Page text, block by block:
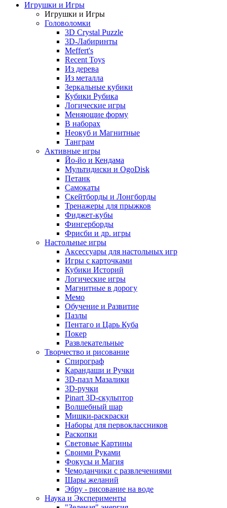
Игрушки и Игры
Игрушки и Игры
Головоломки
3D Crystal Puzzle
3D-Лабиринты
Meffert's
Recent Toys
Из дерева
Из металла
Зеркальные кубики
Кубики Рубика
Логические игры
Меняющие форму
В наборах
Неокуб и Магнитные
Танграм
Активные игры
Йо-йо и Кендама
Мультидиски и OgoDisk
Петанк
Самокаты
Скейтборды и Лонгборды
Тренажеры для прыжков
Фиджет-кубы
Фингерборды
Фрисби и др. игры
Настольные игры
Аксессуары для настольных игр
Игры с карточками
Кубики Историй
Логические игры
Магнитные в дорогу
Мемо
Обучение и Развитие
Пазлы
Пентаго и Царь Куба
Покер
Развлекательные
Творчество и рисование
Спирограф
Карандаши и Ручки
3D-пазл Мазалики
3D-ручки
Pinart 3D-скульптор
Волшебный шар
Мишки-раскраски
Наборы для первоклассников
Раскопки
Световые Картины
Своими Руками
Фокусы и Магия
Чемоданчики с развлечениями
Шары желаний
Эбру - рисование на воде
Наука и Эксперименты